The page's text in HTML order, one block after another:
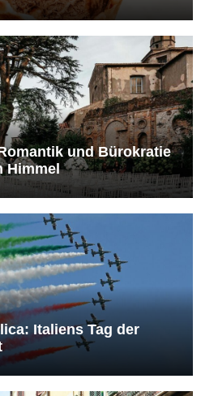
und Bürokratie
Himmel
Italiens Tag der